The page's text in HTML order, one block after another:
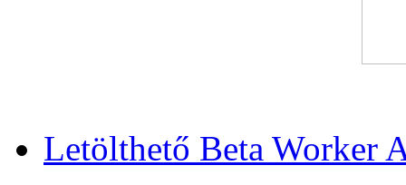
Letölthető Beta Worker